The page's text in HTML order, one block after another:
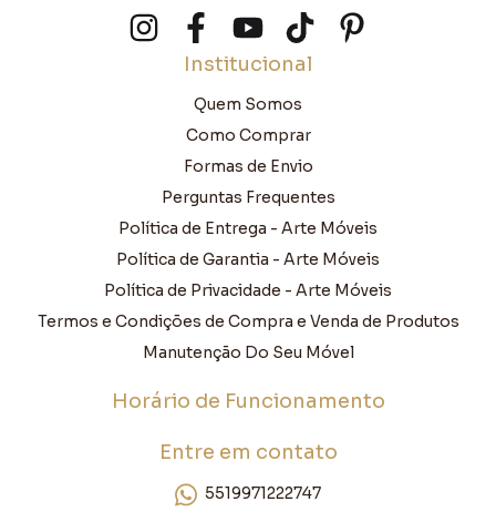
Institucional
Quem Somos
Como Comprar
Formas de Envio
Perguntas Frequentes
Política de Entrega - Arte Móveis
Política de Garantia - Arte Móveis
Política de Privacidade - Arte Móveis
Termos e Condições de Compra e Venda de Produtos
Manutenção Do Seu Móvel
Horário de Funcionamento
Entre em contato
5519971222747